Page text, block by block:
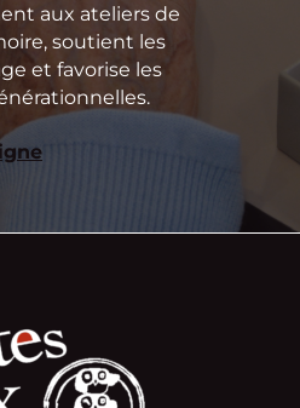
aux ateliers de
soutient les
et favorise les